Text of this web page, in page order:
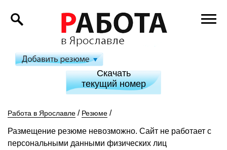
Скачать
текущий номер
Работа в Ярославле / Резюме /
Размещение резюме невозможно. Сайт не работает с
персональными данными физических лиц